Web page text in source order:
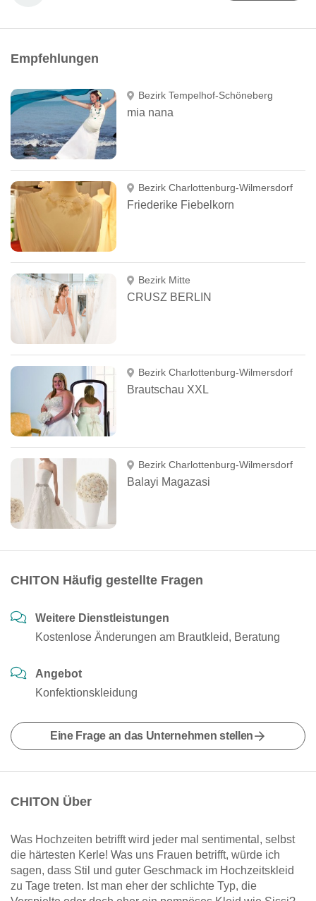
Empfehlungen
Bezirk Tempelhof-Schöneberg
mia nana
Bezirk Charlottenburg-Wilmersdorf
Friederike Fiebelkorn
Bezirk Mitte
CRUSZ BERLIN
Bezirk Charlottenburg-Wilmersdorf
Brautschau XXL
Bezirk Charlottenburg-Wilmersdorf
Balayi Magazasi
CHITON Häufig gestellte Fragen
Weitere Dienstleistungen
Kostenlose Änderungen am Brautkleid, Beratung
Angebot
Konfektionskleidung
Eine Frage an das Unternehmen stellen
CHITON Über
Was Hochzeiten betrifft wird jeder mal sentimental, selbst
die härtesten Kerle! Was uns Frauen betrifft, würde ich
sagen, dass Stil und guter Geschmack im Hochzeitskleid
zu Tage treten. Ist man eher der schlichte Typ, die